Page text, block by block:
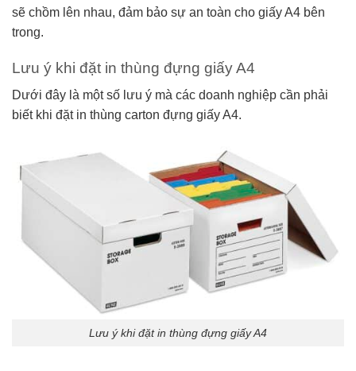
sẽ chồm lên nhau, đảm bảo sự an toàn cho giấy A4 bên
trong.
Lưu ý khi đặt in thùng đựng giấy A4
Dưới đây là một số lưu ý mà các doanh nghiệp cần phải
biết khi đặt in thùng carton đựng giấy A4.
Lưu ý khi đặt in thùng đựng giấy A4